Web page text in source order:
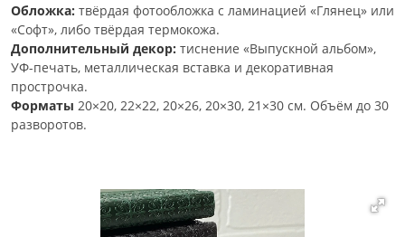
Обложка: твёрдая фотообложка с ламинацией «Глянец» или
«Софт», либо твёрдая термокожа.
Дополнительный декор: тиснение «Выпускной альбом»,
УФ-печать, металлическая вставка и декоративная
прострочка.
Форматы 20×20, 22×22, 20×26, 20×30, 21×30 см. Объём до 30
разворотов.